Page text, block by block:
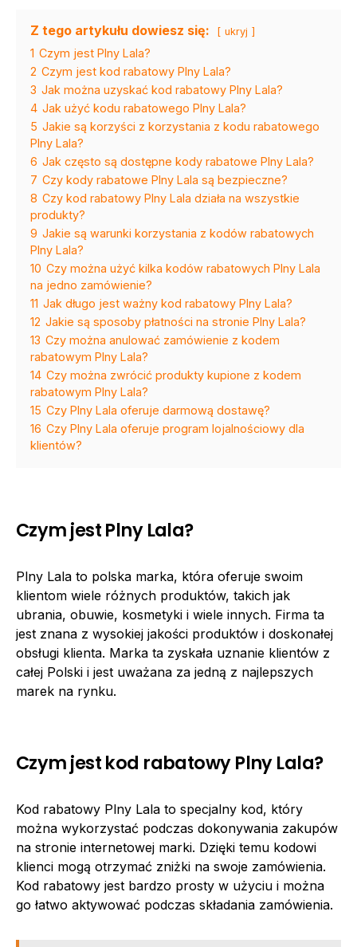
Z tego artykułu dowiesz się: ukryj
1 Czym jest Plny Lala?
2 Czym jest kod rabatowy Plny Lala?
3 Jak można uzyskać kod rabatowy Plny Lala?
4 Jak użyć kodu rabatowego Plny Lala?
5 Jakie są korzyści z korzystania z kodu rabatowego
Plny Lala?
6 Jak często są dostępne kody rabatowe Plny Lala?
7 Czy kody rabatowe Plny Lala są bezpieczne?
8 Czy kod rabatowy Plny Lala działa na wszystkie
produkty?
9 Jakie są warunki korzystania z kodów rabatowych
Plny Lala?
10 Czy można użyć kilka kodów rabatowych Plny Lala
na jedno zamówienie?
11 Jak długo jest ważny kod rabatowy Plny Lala?
12 Jakie są sposoby płatności na stronie Plny Lala?
13 Czy można anulować zamówienie z kodem
rabatowym Plny Lala?
14 Czy można zwrócić produkty kupione z kodem
rabatowym Plny Lala?
15 Czy Plny Lala oferuje darmową dostawę?
16 Czy Plny Lala oferuje program lojalnościowy dla
klientów?
Czym jest Plny Lala?
Plny Lala to polska marka, która oferuje swoim
klientom wiele różnych produktów, takich jak
ubrania, obuwie, kosmetyki i wiele innych. Firma ta
jest znana z wysokiej jakości produktów i doskonałej
obsługi klienta. Marka ta zyskała uznanie klientów z
całej Polski i jest uważana za jedną z najlepszych
marek na rynku.
Czym jest kod rabatowy Plny Lala?
Kod rabatowy Plny Lala to specjalny kod, który
można wykorzystać podczas dokonywania zakupów
na stronie internetowej marki. Dzięki temu kodowi
klienci mogą otrzymać zniżki na swoje zamówienia.
Kod rabatowy jest bardzo prosty w użyciu i można
go łatwo aktywować podczas składania zamówienia.